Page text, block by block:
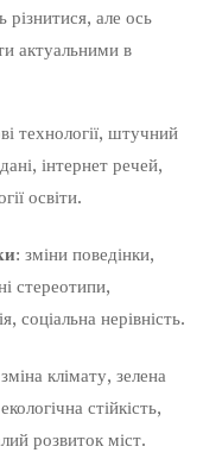
різнитися, але ось
актуальними в
технології, штучний
інтернет речей,
освіти.
: зміни поведінки,
стереотипи,
соціальна нерівність.
клімату, зелена
стійкість,
розвиток міст.